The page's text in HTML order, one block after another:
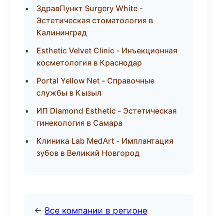
ЗдравПункт Surgery White -
Эстетическая стоматология в
Калининград
Esthetic Velvet Clinic - Инъекционная
косметология в Краснодар
Portal Yellow Net - Справочные
службы в Кызыл
ИП Diamond Esthetic - Эстетическая
гинекология в Самара
Клиника Lab MedArt - Имплантация
зубов в Великий Новгород
← Все компании в регионе